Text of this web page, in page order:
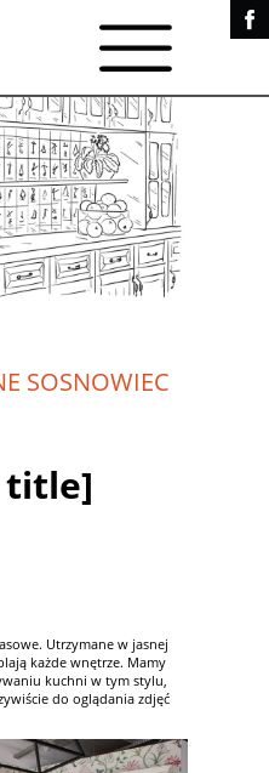
SOSNOWIEC
Utrzymane w jasnej
każde wnętrze. Mamy
kuchni w tym stylu,
do oglądania zdjęć